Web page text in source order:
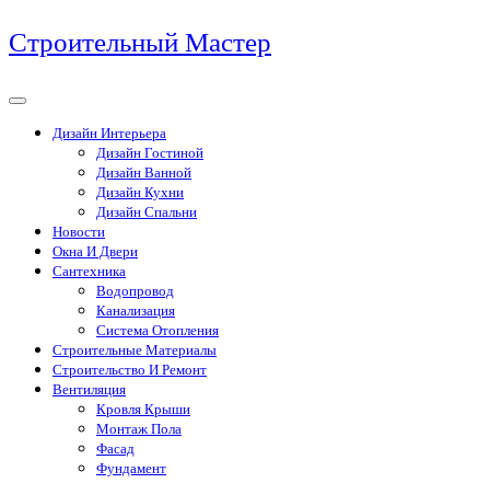
Перейти
к
Строительный Мастер
Дизайн Интерьера
Дизайн Гостиной
Дизайн Ванной
Дизайн Кухни
Дизайн Спальни
Новости
Окна И Двери
Сантехника
Водопровод
Канализация
Система Отопления
Строительные Материалы
Строительство И Ремонт
Вентиляция
Кровля Крыши
Монтаж Пола
Фасад
Фундамент